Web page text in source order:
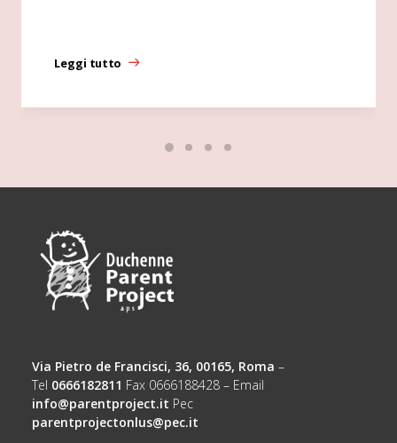
Leggi tutto
Via Pietro de Francisci, 36, 00165, Roma –
Tel 0666182811 Fax 0666188428 – Email
info@parentproject.it Pec
parentprojectonlus@pec.it